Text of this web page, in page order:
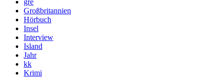
gre
Großbritannien
Hörbuch
Insel
Interview
Island
Jahr
kk
Krimi